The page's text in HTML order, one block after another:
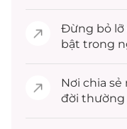
Đừng bỏ lỡ
bật trong
Nơi chia
đời thường